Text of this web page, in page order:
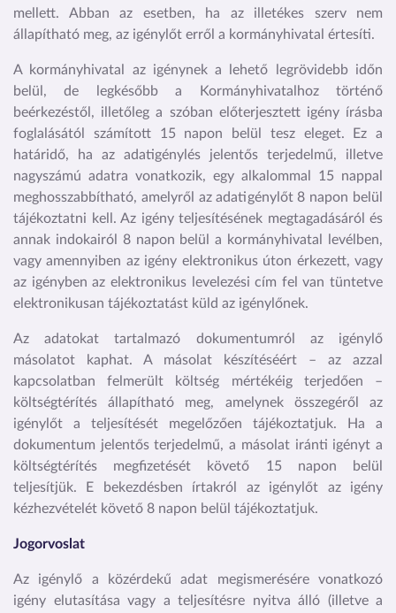
mellett. Abban az esetben, ha az illetékes szerv nem
állapítható meg, az igénylőt erről a kormányhivatal értesíti.
A kormányhivatal az igénynek a lehető legrövidebb időn
belül, de legkésőbb a Kormányhivatalhoz történő
beérkezéstől, illetőleg a szóban előterjesztett igény írásba
foglalásától számított 15 napon belül tesz eleget. Ez a
határidő, ha az adatigénylés jelentős terjedelmű, illetve
nagyszámú adatra vonatkozik, egy alkalommal 15 nappal
meghosszabbítható, amelyről az adatigénylőt 8 napon belül
tájékoztatni kell. Az igény teljesítésének megtagadásáról és
annak indokairól 8 napon belül a kormányhivatal levélben,
vagy amennyiben az igény elektronikus úton érkezett, vagy
az igényben az elektronikus levelezési cím fel van tüntetve
elektronikusan tájékoztatást küld az igénylőnek.
Az adatokat tartalmazó dokumentumról az igénylő
másolatot kaphat. A másolat készítéséért – az azzal
kapcsolatban felmerült költség mértékéig terjedően –
költségtérítés állapítható meg, amelynek összegéről az
igénylőt a teljesítését megelőzően tájékoztatjuk. Ha a
dokumentum jelentős terjedelmű, a másolat iránti igényt a
költségtérítés megfizetését követő 15 napon belül
teljesítjük. E bekezdésben írtakról az igénylőt az igény
kézhezvételét követő 8 napon belül tájékoztatjuk.
Jogorvoslat
Az igénylő a közérdekű adat megismerésére vonatkozó
igény elutasítása vagy a teljesítésre nyitva álló (illetve a